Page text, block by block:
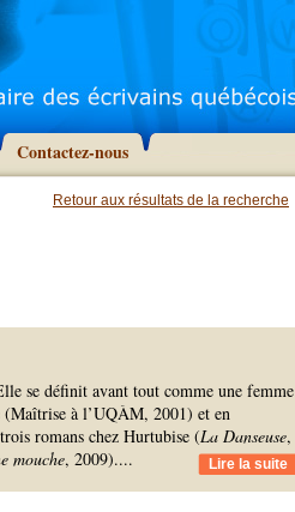
Contactez-nous
Retour aux résultats de la recherche
se définit avant tout comme une femme
à l’UQÀM, 2001) et en
romans chez Hurtubise (La Danseuse,
mouche, 2009).... Lire la suite